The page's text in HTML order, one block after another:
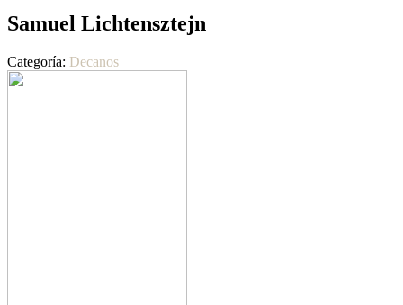
Samuel Lichtensztejn
Categoría: Decanos